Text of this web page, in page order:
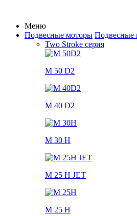
Меню
Подвесные моторы Подвесные
Two Stroke серия
M 50 D2
M 40 D2
M 30 H
M 25 H JET
M 25 H